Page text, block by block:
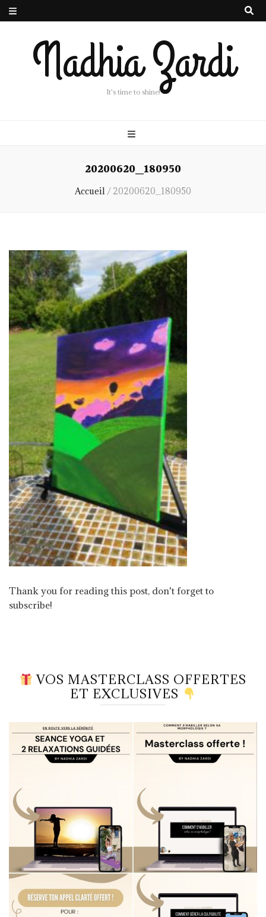
Nadhia Zardi
It's time to shine!
20200620_180950
Accueil / 20200620_180950
Thank you for reading this post, don't forget to
subscribe!
VOS MASTERCLASS OFFERTES
ET EXCLUSIVES